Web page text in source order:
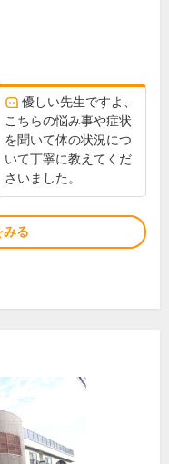
優しい先生ですよ、
こちらの悩み事や症状
を聞いて体の状況につ
いて丁寧に教えてくだ
さいました。
みる